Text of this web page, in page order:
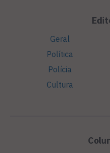
Geral
Política
Polícia
Cultura